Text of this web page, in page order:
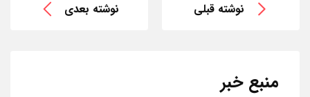
نوشته قبلی نوشته بعدی
منبع خبر